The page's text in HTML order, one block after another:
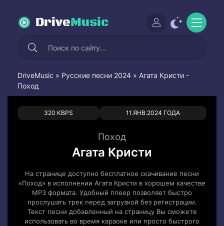
DriveMusic
DriveMusic » Русские песни 2024 » Агата Кристи -
Поход
320 KBPS 11.ЯНВ.2024 ГОДА
0 0
Поход
Агата Кристи
На странице доступно бесплатное скачивание песни
«Поход» в исполнении Агата Кристи в хорошем качестве
MP3 формата. Удобный плеер позволяет быстро
прослушать трек перед загрузкой без регистрации.
Текст песни добавленный на страницу Вы сможете
использовать во время караоке или просто быстрого